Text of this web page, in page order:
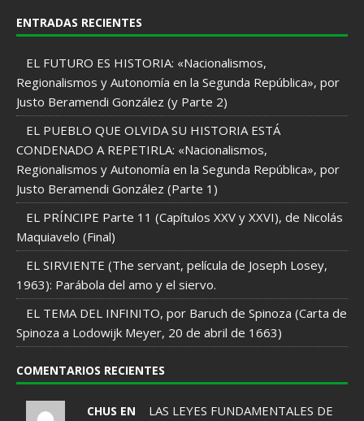
ENTRADAS RECIENTES
EL FUTURO ES HISTORIA: «Nacionalismos,
Regionalismos y Autonomía en la Segunda República», por
Justo Beramendi González (y Parte 2)
EL PUEBLO QUE OLVIDA SU HISTORIA ESTÁ
CONDENADO A REPETIRLA: «Nacionalismos,
Regionalismos y Autonomía en la Segunda República», por
Justo Beramendi González (Parte 1)
EL PRÍNCIPE Parte 11 (Capítulos XXV y XXVI), de Nicolás
Maquiavelo (Final)
EL SIRVIENTE (The servant, película de Joseph Losey,
1963): Parábola del amo y el siervo.
EL TEMA DEL INFINITO, por Baruch de Spinoza (Carta de
Spinoza a Lodowijk Meyer, 20 de abril de 1663)
COMENTARIOS RECIENTES
CHUS EN
LAS LEYES FUNDAMENTALES DE